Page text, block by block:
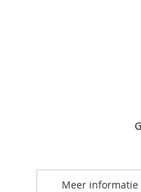
the
beginningMeer informatie